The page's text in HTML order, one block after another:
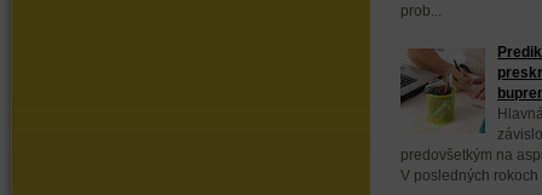
prob...
predovšetkým na
V posledných